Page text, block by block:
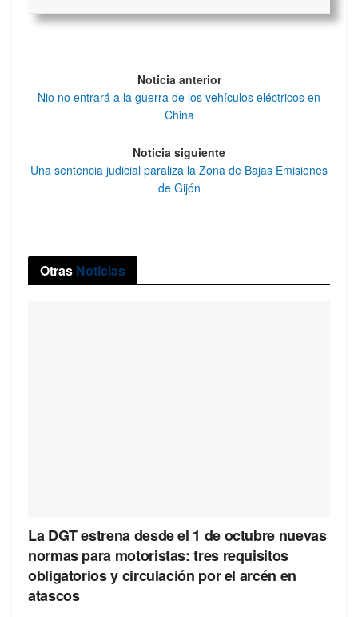
Noticia anterior
Nio no entrará a la guerra de los vehículos eléctricos en
China
Noticia siguiente
Una sentencia judicial paraliza la Zona de Bajas Emisiones
de Gijón
Otras Noticias
La DGT estrena desde el 1 de octubre nuevas
normas para motoristas: tres requisitos
obligatorios y circulación por el arcén en
atascos